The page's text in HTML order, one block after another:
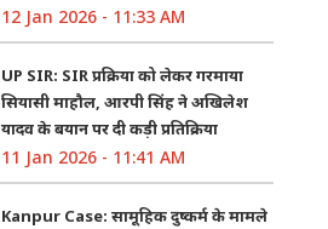
12 Jan 2026 - 11:33 AM
UP SIR: SIR प्रक्रिया को लेकर गरमाया
सियासी माहौल, आरपी सिंह ने अखिलेश
यादव के बयान पर दी कड़ी प्रतिक्रिया
11 Jan 2026 - 11:41 AM
Kanpur Case: सामूहिक दुष्कर्म के मामले